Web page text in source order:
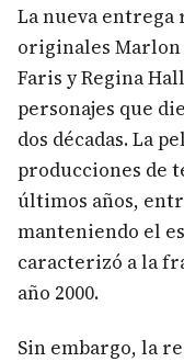
La nueva entrega
originales Marlon
Faris y Regina
personajes que
dos décadas. La
producciones de
últimos años,
manteniendo el
caracterizó a la
año 2000.
Sin embargo, la